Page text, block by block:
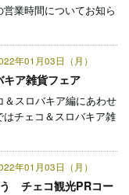
業時間についてお知ら
年01月03日（月）
キア雑貨フェア
＆スロバキア編にあわせ
チェコ＆スロバキア雑
年01月03日（月）
う チェコ観光PRコー